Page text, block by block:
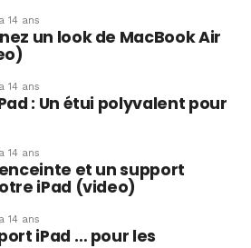
14 ans
un look de MacBook Air
14 ans
: Un étui polyvalent pour
14 ans
et un support
iPad (video)
14 ans
iPad … pour les